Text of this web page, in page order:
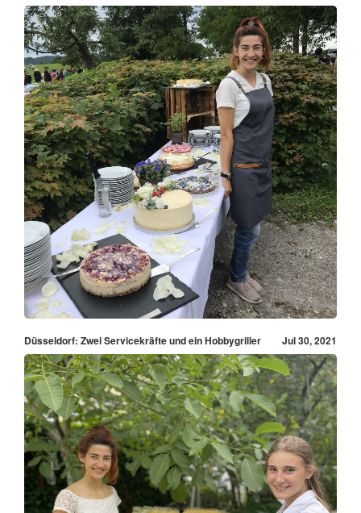
Düsseldorf: Zwei Servicekräfte und ein Hobbygriller Jul 30, 2021